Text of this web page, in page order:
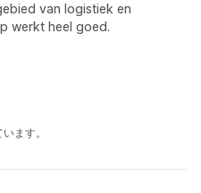
van logistiek en
werkt heel goed.
ます。